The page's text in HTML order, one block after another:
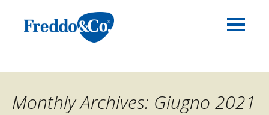
Monthly Archives: Giugno 2021